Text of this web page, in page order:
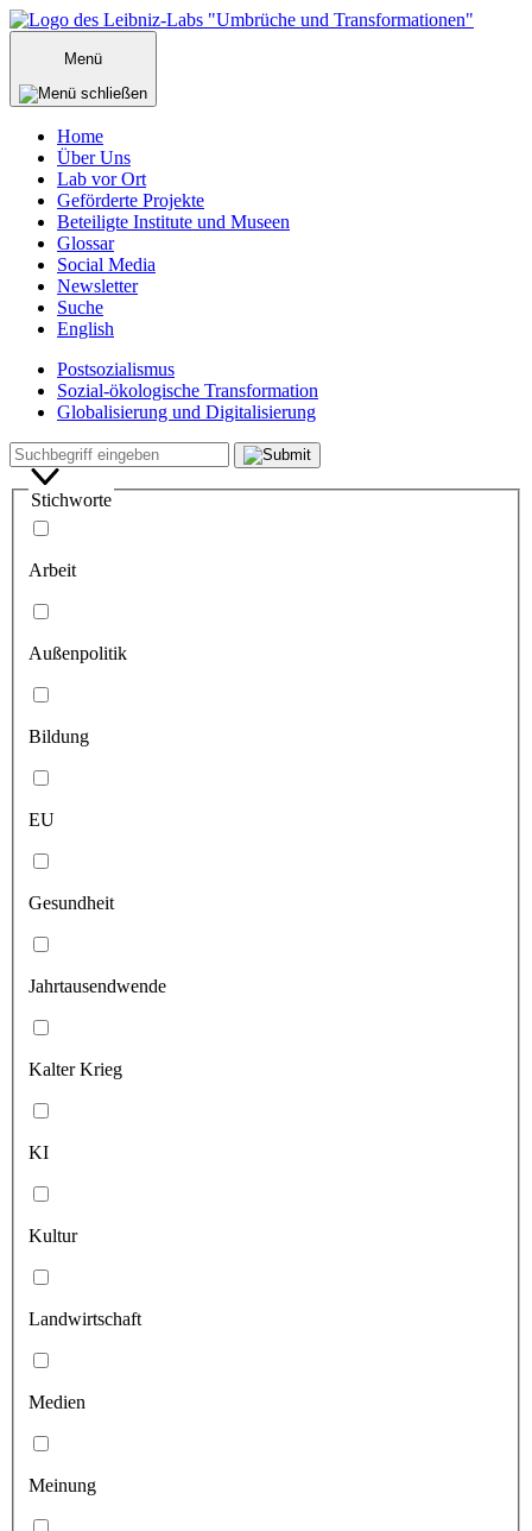
Zum
Inhalt
springenMenü
Home
Über Uns
Lab vor Ort
Geförderte Projekte
Beteiligte Institute und Museen
Glossar
Social Media
Newsletter
Suche
English
Postsozialismus
Sozial-ökologische Transformation
Globalisierung und Digitalisierung
Menü
schließen
Suche
Suchbegriff
Stichworte
Arbeit
Außenpolitik
Bildung
EU
Gesundheit
Jahrtausendwende
Kalter Krieg
KI
Kultur
Landwirtschaft
Medien
Meinung